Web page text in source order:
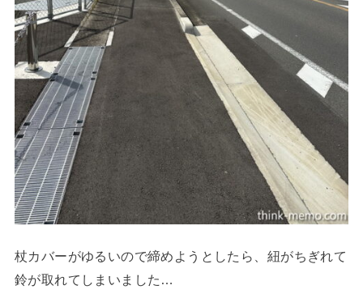
杖カバーがゆるいので締めようとしたら、紐がちぎれて
鈴が取れてしまいました…